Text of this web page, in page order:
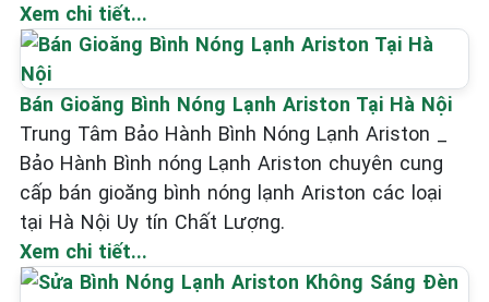
Xem chi tiết...
Bán Gioăng Bình Nóng Lạnh Ariston Tại Hà Nội
Trung Tâm Bảo Hành Bình Nóng Lạnh Ariston _
Bảo Hành Bình nóng Lạnh Ariston chuyên cung
cấp bán gioăng bình nóng lạnh Ariston các loại
tại Hà Nội Uy tín Chất Lượng.
Xem chi tiết...